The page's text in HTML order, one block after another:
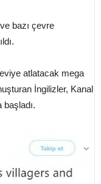
bazı çevre
atlatacak mega
İngilizler, Kanal
başladı.